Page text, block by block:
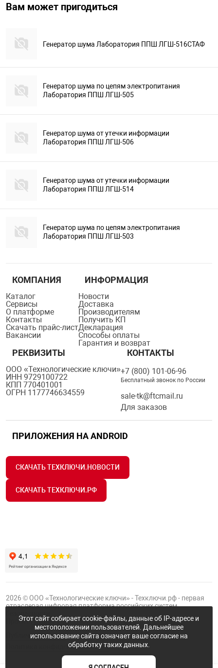
Вам может пригодиться
Генератор шума Лаборатория ППШ ЛГШ-516СТАФ
Генератор шума по цепям электропитания
Лаборатория ППШ ЛГШ-505
Генератор шума от утечки информации
Лаборатория ППШ ЛГШ-506
Генератор шума от утечки информации
Лаборатория ППШ ЛГШ-514
Генератор шума по цепям электропитания
Лаборатория ППШ ЛГШ-503
КОМПАНИЯ
Каталог
Сервисы
О платформе
Контакты
Скачать прайс-лист
Вакансии
ИНФОРМАЦИЯ
Новости
Доставка
Производителям
Получить КП
Декларация
Способы оплаты
Гарантия и возврат
РЕКВИЗИТЫ
ООО «Технологические ключи»
ИНН 9729100722
КПП 770401001
ОГРН 1177746634559
КОНТАКТЫ
+7 (800) 101-06-96
Бесплатный звонок по России
sale-tk@ftcmail.ru
Для заказов
ПРИЛОЖЕНИЯ НА ANDROID
СКАЧАТЬ ТЕХКЛЮЧИ.НОВОСТИ
СКАЧАТЬ ТЕХКЛЮЧИ.РФ
2026 © ООО «Технологические ключи» - Техключи.рф - первая
отраслевая цифровая платформа российских систем
ПроектГруппы ФТК
Публичная оферта
Политика конфиденциальности
Этот сайт собирает cookie-файлы, данные об IP-адресе и
местоположении пользователей. Дальнейшее
использование сайта означает ваше согласие на
обработку таких данных.